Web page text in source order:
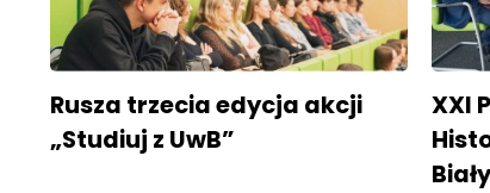
Rusza trzecia edycja akcji
„Studiuj z UwB”
XXI